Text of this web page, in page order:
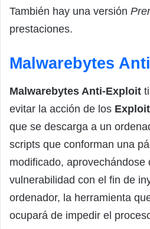
También hay una versión
prestaciones.
Malwarebytes
Malwarebytes Anti-Exploit
evitar la acción de los Exploit
que se descarga a un
scripts que conforman una
modificado, aprovechándose
vulnerabilidad con el fin de
ordenador, la herramienta
ocupará de impedir el